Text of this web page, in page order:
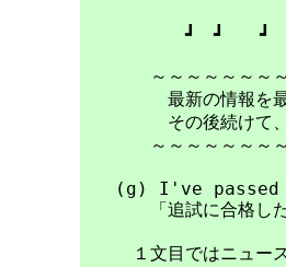
┛　┛　　┛　┛　
～～～～～～～～～
最新の情報を最初に
その後続けて、詳細
～～～～～～～～～
(g) I've passed
「追試に合格したよ
１文目ではニュース